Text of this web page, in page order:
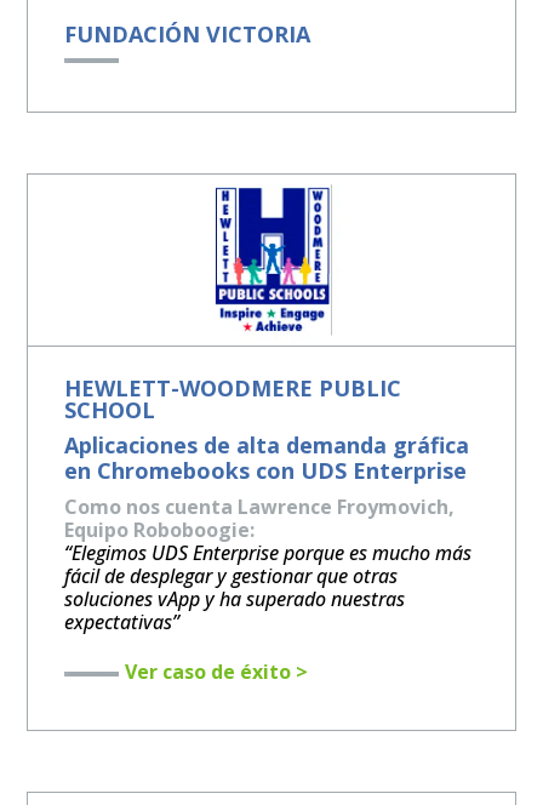
FUNDACIÓN VICTORIA
HEWLETT-WOODMERE PUBLIC
SCHOOL
Aplicaciones de alta demanda gráfica
en Chromebooks con UDS Enterprise
Como nos cuenta Lawrence Froymovich,
Equipo Roboboogie:
“Elegimos UDS Enterprise porque es mucho más
fácil de desplegar y gestionar que otras
soluciones vApp y ha superado nuestras
expectativas”
Ver caso de éxito >